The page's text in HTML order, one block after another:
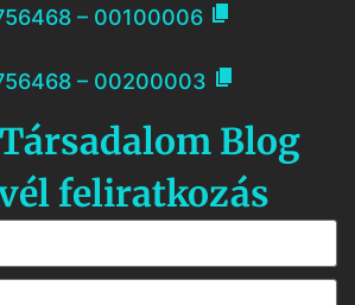
– 00100006 
– 00200003 
Blog
feliratkozás